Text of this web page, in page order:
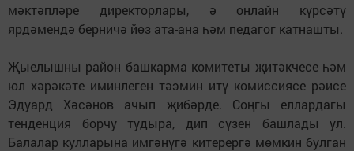
мәктәпләре директорлары, ә онлайн күрсәтү
ярдәмендә берничә йөз ата-ана һәм педагог катнашты.
Җыелышны район башкарма комитеты җитәкчесе һәм
юл хәрәкәте иминлеген тәэмин итү комиссиясе рәисе
Эдуард Хәсәнов ачып җибәрде. Соңгы еллардагы
тенденция борчу тудыра, дип сүзен башлады ул.
Балалар кулларына имгәнүгә китерергә мөмкин булган